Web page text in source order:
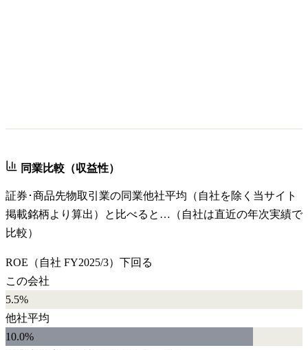
同業比較（収益性）
証券･商品先物取引業の同業他社平均（自社を除く当サイト
掲載銘柄より算出）と比べると…（自社は直近の年次実績で
比較）
ROE （自社 FY2025/3） 下回る
この会社
5.5%
他社平均
10.0%